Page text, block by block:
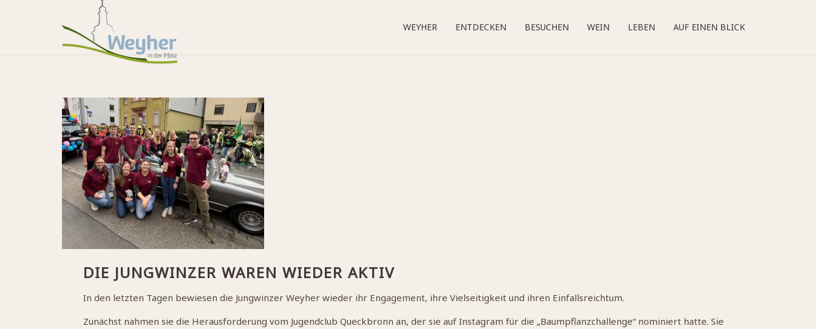
WEYHER ENTDECKEN BESUCHEN WEIN LEBEN AUF EINEN BLICK
DIE JUNGWINZER WAREN WIEDER AKTIV
In den letzten Tagen bewiesen die Jungwinzer Weyher wieder ihr Engagement, ihre Vielseitigkeit und ihren Einfallsreichtum.
Zunächst nahmen sie die Herausforderung vom Jugendclub Queckbronn an, der sie auf Instagram für die „Baumpflanzchallenge“ nominiert hatte. Sie